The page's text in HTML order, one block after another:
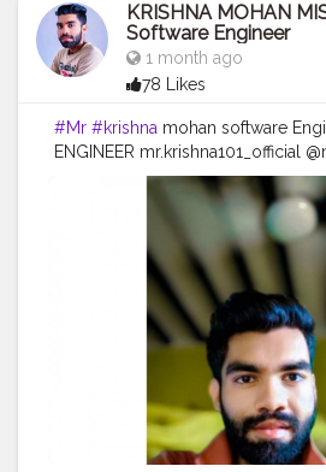
KRISHNA MOHAN
Software Engineer
1 month ago
78 Likes
#Mr #krishna mohan software
ENGINEER mr.krishna101_official